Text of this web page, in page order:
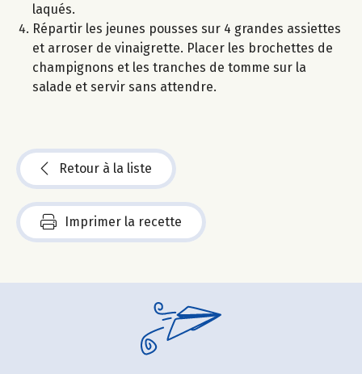
laqués.
Répartir les jeunes pousses sur 4 grandes assiettes
et arroser de vinaigrette. Placer les brochettes de
champignons et les tranches de tomme sur la
salade et servir sans attendre.
Retour à la liste
Imprimer la recette